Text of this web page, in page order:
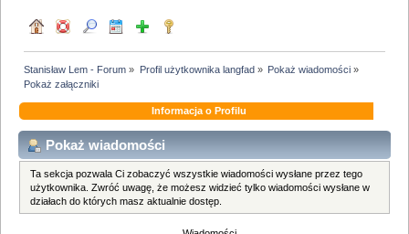
Stanisław Lem - Forum » Profil użytkownika langfad» Pokaż wiadomości»
Pokaż załączniki
Informacja o Profilu
Pokaż wiadomości
Ta sekcja pozwala Ci zobaczyć wszystkie wiadomości wysłane przez tego
użytkownika. Zwróć uwagę, że możesz widzieć tylko wiadomości wysłane w
działach do których masz aktualnie dostęp.